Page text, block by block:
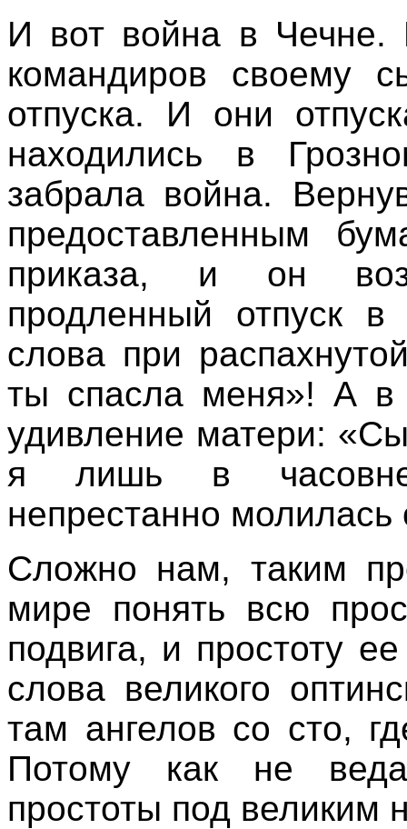
И вот война в Чечне.
командиров своему
отпуска. И они
находились в
забрала война.
предоставленным
приказа, и он
продленный отпуск
слова при
ты спасла меня»! А в
удивление матери:
я лишь в часовне
непрестанно молилась
Сложно нам, таким
мире понять всю
подвига, и простоту
слова великого
там ангелов со сто,
Потому как не
простоты под великим